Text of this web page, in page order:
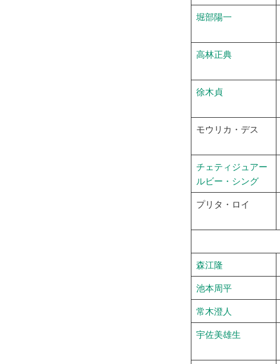
堀部陽一
高林正典
徐木貞
モウリカ・デス
チェティジュアー
ルビー・シング
プリタ・ロイ
森江隆
池本周平
常木澄人
宇佐美雄生